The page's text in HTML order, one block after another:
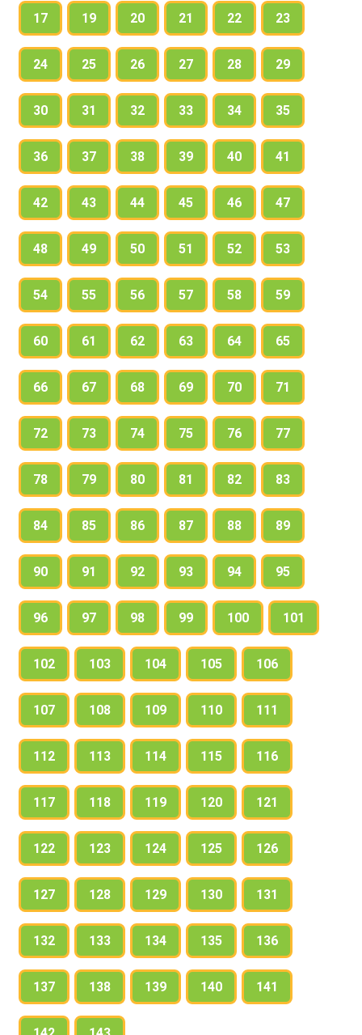
17 19 20 21 22 23
24 25 26 27 28 29
30 31 32 33 34 35
36 37 38 39 40 41
42 43 44 45 46 47
48 49 50 51 52 53
54 55 56 57 58 59
60 61 62 63 64 65
66 67 68 69 70 71
72 73 74 75 76 77
78 79 80 81 82 83
84 85 86 87 88 89
90 91 92 93 94 95
96 97 98 99 100 101
102 103 104 105 106
107 108 109 110 111
112 113 114 115 116
117 118 119 120 121
122 123 124 125 126
127 128 129 130 131
132 133 134 135 136
137 138 139 140 141